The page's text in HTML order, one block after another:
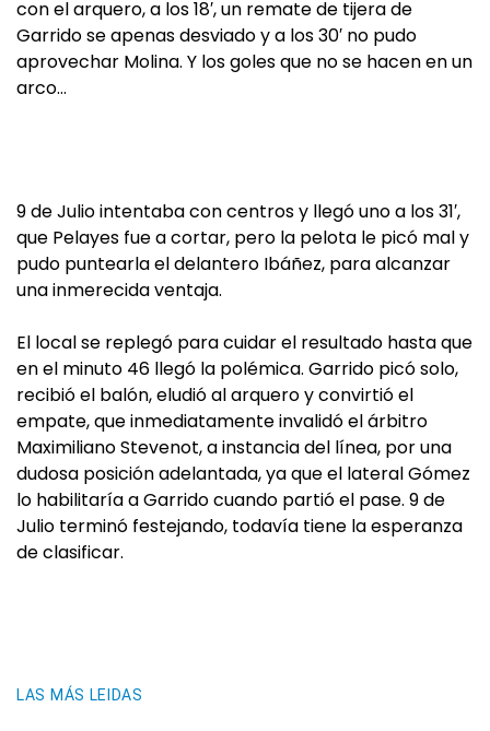
con el arquero, a los 18′, un remate de tijera de
Garrido se apenas desviado y a los 30′ no pudo
aprovechar Molina. Y los goles que no se hacen en un
arco…
9 de Julio intentaba con centros y llegó uno a los 31′,
que Pelayes fue a cortar, pero la pelota le picó mal y
pudo puntearla el delantero Ibáñez, para alcanzar
una inmerecida ventaja.
El local se replegó para cuidar el resultado hasta que
en el minuto 46 llegó la polémica. Garrido picó solo,
recibió el balón, eludió al arquero y convirtió el
empate, que inmediatamente invalidó el árbitro
Maximiliano Stevenot, a instancia del línea, por una
dudosa posición adelantada, ya que el lateral Gómez
lo habilitaría a Garrido cuando partió el pase. 9 de
Julio terminó festejando, todavía tiene la esperanza
de clasificar.
LAS MÁS LEIDAS